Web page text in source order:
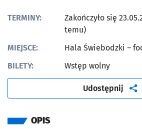
TERMINY:
Zakończyło się
temu)
MIEJSCE:
Hala Świebodzki –
BILETY:
Wstęp wolny
Udostępnij
OPIS